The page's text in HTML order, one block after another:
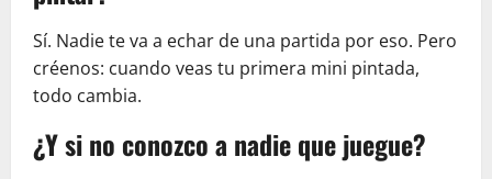
Sí. Nadie te va a echar de una partida por eso. Pero
créenos: cuando veas tu primera mini pintada,
todo cambia.
¿Y si no conozco a nadie que juegue?